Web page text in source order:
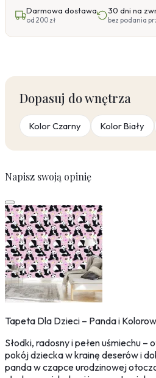
Darmowa dostawa
od 200 zł
30 dni na
bez podania
Dopasuj do wnętrza
Kolor Czarny Kolor Biały
Napisz swoją opinię
Tapeta Dla Dzieci – Panda i
Słodki, radosny i pełen uśmiechu
pokój dziecka w krainę deserów i
panda w czapce urodzinowej